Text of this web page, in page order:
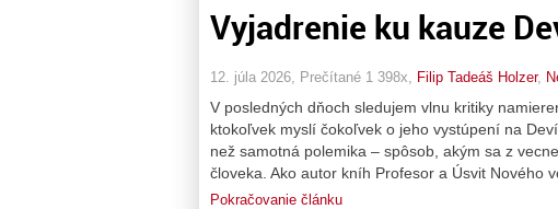
Vyjadrenie ku kauze
12. júla 2026, Prečítané 1 398x, Filip Tadeáš Holzer,
V posledných dňoch sledujem vlnu kritiky
ktokoľvek myslí čokoľvek o jeho vystúpení na
než samotná polemika – spôsob, akým sa z
človeka. Ako autor kníh Profesor a Úsvit Nového
Pokračovanie článku